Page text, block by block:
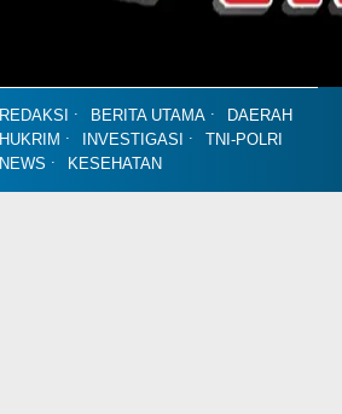
REDAKSI BERITA UTAMA
DAERAH
HUKRIM
INVESTIGASI
TNI-POLRI
NEWS
KESEHATAN